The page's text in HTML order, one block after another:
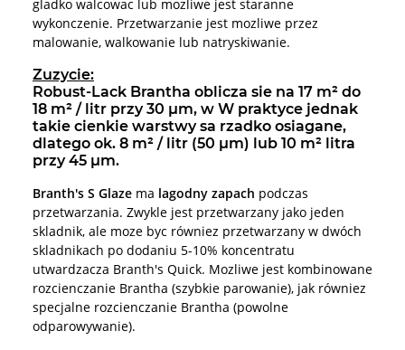
gladko walcowac lub mozliwe jest staranne
wykonczenie. Przetwarzanie jest mozliwe przez
malowanie, walkowanie lub natryskiwanie.
Zuzycie:
Robust-Lack Brantha oblicza sie na 17 m² do
18 m² / litr przy 30 µm, w W praktyce jednak
takie cienkie warstwy sa rzadko osiagane,
dlatego ok. 8 m² / litr (50 µm) lub 10 m² litra
przy 45 µm.
Branth's S Glaze ma lagodny zapach podczas
przetwarzania. Zwykle jest przetwarzany jako jeden
skladnik, ale moze byc równiez przetwarzany w dwóch
skladnikach po dodaniu 5-10% koncentratu
utwardzacza Branth's Quick. Mozliwe jest kombinowane
rozcienczanie Brantha (szybkie parowanie), jak równiez
specjalne rozcienczanie Brantha (powolne
odparowywanie).